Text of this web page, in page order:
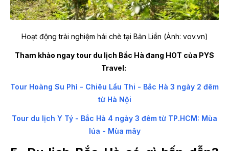
Hoạt động trải nghiệm hái chè tại Bản Liền (Ảnh: vov.vn)
Tham khảo ngay tour du lịch Bắc Hà đang HOT của PYS
Travel:
Tour Hoàng Su Phì - Chiêu Lầu Thi - Bắc Hà 3 ngày 2 đêm
từ Hà Nội
Tour du lịch Y Tý - Bắc Hà 4 ngày 3 đêm từ TP.HCM: Mùa
lúa - Mùa mây